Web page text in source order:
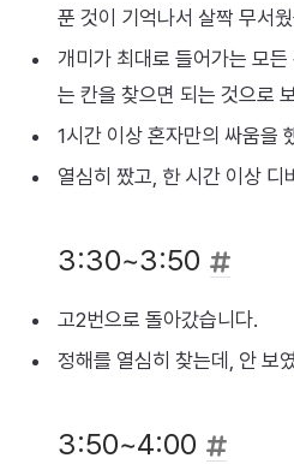
푼 것이 기억나서 살짝 무서
개미가 최대로 들어가는 모
는 칸을 찾으면 되는 것으로
1시간 이상 혼자만의 싸움을
열심히 짰고, 한 시간 이상 디
3:30~3:50
고2번으로 돌아갔습니다.
정해를 열심히 찾는데, 안 보
3:50~4:00